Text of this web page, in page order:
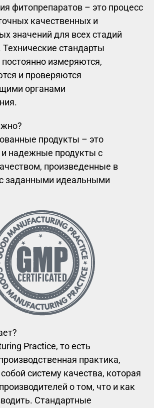
фитопрепаратов – это процесс
качественных и
значений для всех стадий
Технические стандарты
измеряются,
и проверяются
органами
продукты – это
надежные продукты с
произведенные в
с заданными идеальными
Practice, то есть
практика,
систему качества, которая
о том, что и как
Стандартные